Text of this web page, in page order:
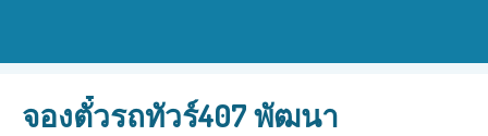
จองตั๋วรถทัวร์407 พัฒนา